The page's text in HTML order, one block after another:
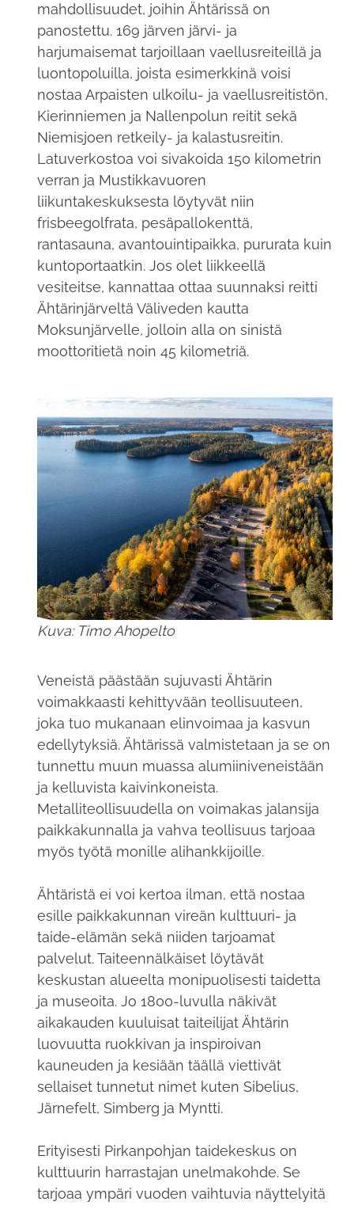
mahdollisuudet, joihin Ähtärissä on
panostettu. 169 järven järvi- ja
harjumaisemat tarjoillaan vaellusreiteillä ja
luontopoluilla, joista esimerkkinä voisi
nostaa Arpaisten ulkoilu- ja vaellusreitistön,
Kierinniemen ja Nallenpolun reitit sekä
Niemisjoen retkeily- ja kalastusreitin.
Latuverkostoa voi sivakoida 150 kilometrin
verran ja Mustikkavuoren
liikuntakeskuksesta löytyvät niin
frisbeegolfrata, pesäpallokenttä,
rantasauna, avantouintipaikka, pururata kuin
kuntoportaatkin. Jos olet liikkeellä
vesiteitse, kannattaa ottaa suunnaksi reitti
Ähtärinjärveltä Väliveden kautta
Moksunjärvelle, jolloin alla on sinistä
moottoritietä noin 45 kilometriä.
Kuva: Timo Ahopelto
Veneistä päästään sujuvasti Ähtärin
voimakkaasti kehittyvään teollisuuteen,
joka tuo mukanaan elinvoimaa ja kasvun
edellytyksiä. Ähtärissä valmistetaan ja se on
tunnettu muun muassa alumiiniveneistään
ja kelluvista kaivinkoneista.
Metalliteollisuudella on voimakas jalansija
paikkakunnalla ja vahva teollisuus tarjoaa
myös työtä monille alihankkijoille.
Ähtäristä ei voi kertoa ilman, että nostaa
esille paikkakunnan vireän kulttuuri- ja
taide-elämän sekä niiden tarjoamat
palvelut. Taiteennälkäiset löytävät
keskustan alueelta monipuolisesti taidetta
ja museoita. Jo 1800-luvulla näkivät
aikakauden kuuluisat taiteilijat Ähtärin
luovuutta ruokkivan ja inspiroivan
kauneuden ja kesiään täällä viettivät
sellaiset tunnetut nimet kuten Sibelius,
Järnefelt, Simberg ja Myntti.
Erityisesti Pirkanpohjan taidekeskus on
kulttuurin harrastajan unelmakohde. Se
tarjoaa ympäri vuoden vaihtuvia näyttelyitä